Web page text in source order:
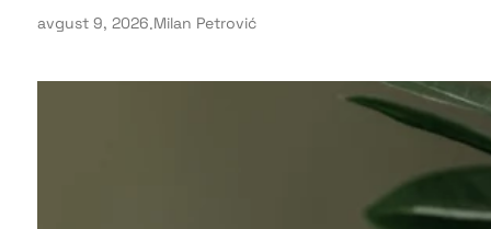
avgust 9, 2026.Milan Petrović